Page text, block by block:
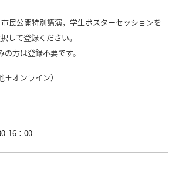
民公開特別講演，学生ポスターセッションを
して登録ください。
方は登録不要です。
オンライン）
16：00